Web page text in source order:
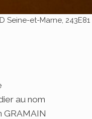
Seine-et-Marne, 243E81
au nom
GRAMAIN